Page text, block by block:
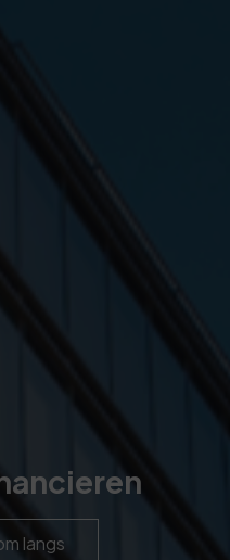
langs